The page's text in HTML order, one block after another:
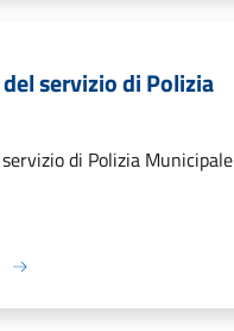
servizio di Polizia
di Polizia Municipale